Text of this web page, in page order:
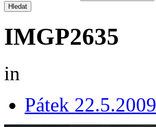
IMGP2635
in
Pátek 22.5.2009